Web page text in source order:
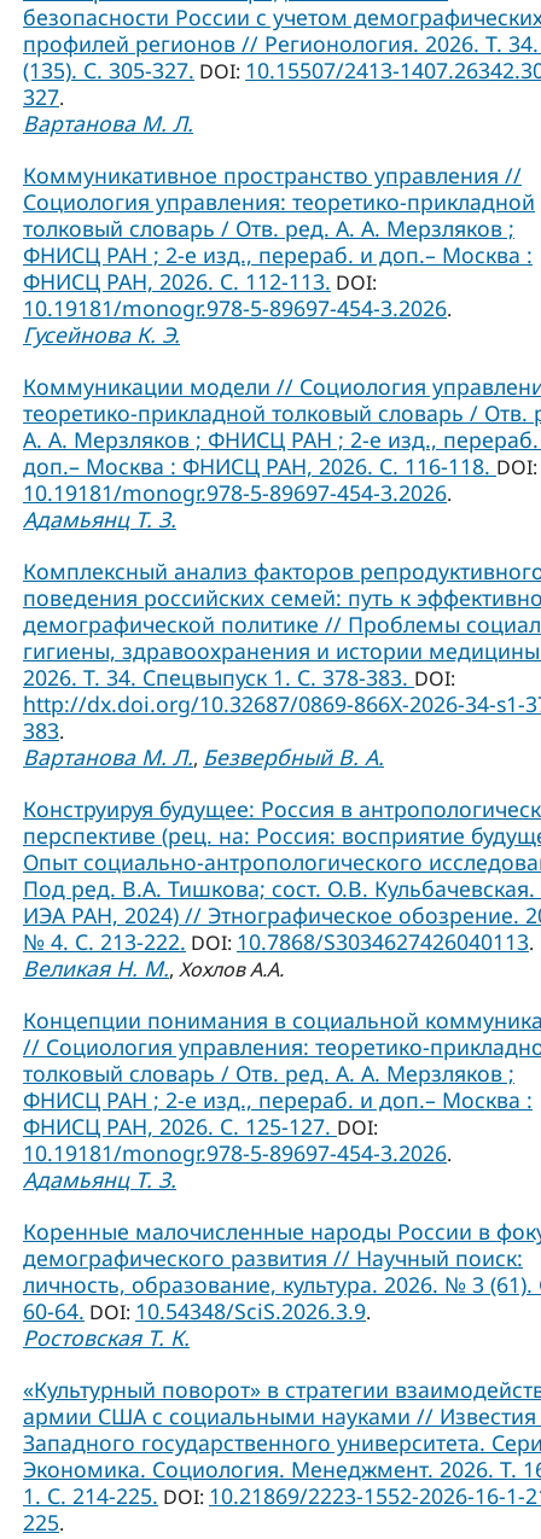
безопасности России с учетом
профилей регионов // Регионология. 2026. Т.
(135). С. 305-327. DOI: 10.15507/2413-
327.
Вартанова М. Л.
Коммуникативное пространство управления //
Социология управления: теоретико-прикладной
толковый словарь / Отв. ред. А. А. Мерзляков ;
ФНИСЦ РАН ; 2-е изд., перераб. и доп.– Москва :
ФНИСЦ РАН, 2026. С. 112-113. DOI:
10.19181/monogr.978-5-89697-454-3.2026.
Гусейнова К. Э.
Коммуникации модели // Социология
теоретико-прикладной толковый словарь / Отв.
А. А. Мерзляков ; ФНИСЦ РАН ; 2-е изд.,
доп.– Москва : ФНИСЦ РАН, 2026. С. 116-118. DOI:
10.19181/monogr.978-5-89697-454-3.2026.
Адамьянц Т. З.
Комплексный анализ факторов
поведения российских семей: путь к
демографической политике // Проблемы
гигиены, здравоохранения и истории
2026. Т. 34. Спецвыпуск 1. С. 378-383. DOI:
http://dx.doi.org/10.32687/0869-866X-2026-34-s1-
383.
Вартанова М. Л., Безвербный В. А.
Конструируя будущее: Россия в
перспективе (рец. на: Россия: восприятие
Опыт социально-антропологического
Под ред. В.А. Тишкова; сост. О.В.
ИЭА РАН, 2024) // Этнографическое обозрение.
№ 4. С. 213-222. DOI: 10.7868/S3034627426040113.
Великая Н. М., Хохлов А.А.
Концепции понимания в социальной
// Социология управления: теоретико-
толковый словарь / Отв. ред. А. А. Мерзляков ;
ФНИСЦ РАН ; 2-е изд., перераб. и доп.– Москва :
ФНИСЦ РАН, 2026. С. 125-127. DOI:
10.19181/monogr.978-5-89697-454-3.2026.
Адамьянц Т. З.
Коренные малочисленные народы России в
демографического развития // Научный поиск:
личность, образование, культура. 2026. № 3 (61).
60-64. DOI: 10.54348/SciS.2026.3.9.
Ростовская Т. К.
«Культурный поворот» в стратегии
армии США с социальными науками //
Западного государственного университета.
Экономика. Социология. Менеджмент. 2026. Т.
1. С. 214-225. DOI: 10.21869/2223-1552-2026-16-1-
225.